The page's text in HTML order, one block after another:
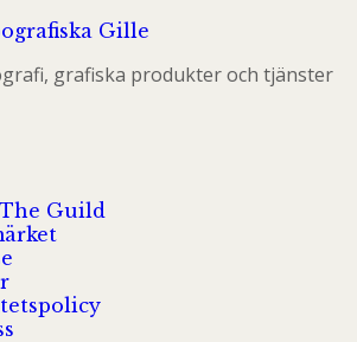
Gille
grafiska produkter och tjänster
Guild